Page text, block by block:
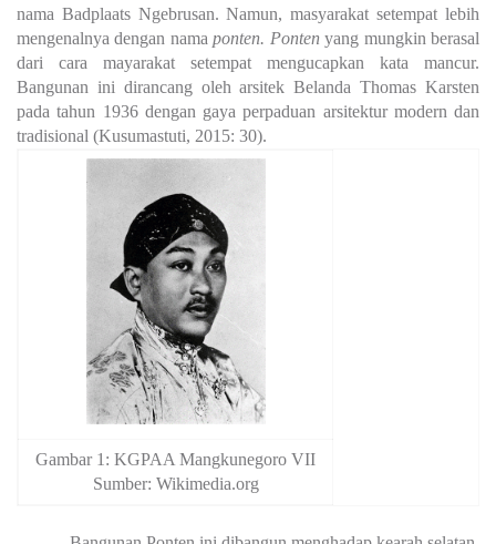
nama Badplaats Ngebrusan. Namun, masyarakat setempat lebih
mengenalnya dengan namaponten. Ponten yang mungkin berasal
dari cara mayarakat setempat mengucapkan kata mancur.
Bangunan ini dirancang oleh arsitek Belanda Thomas Karsten
pada tahun 1936 dengan gaya perpaduan arsitektur modern dan
tradisional (Kusumastuti, 2015: 30).
Gambar 1: KGPAA Mangkunegoro VII
Sumber: Wikimedia.org